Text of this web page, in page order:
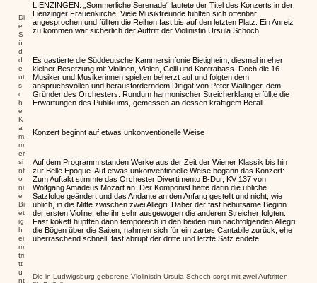
Di
e
S
ü
d
d
e
ut
s
c
h
e
K
a
m
m
er
si
nf
o
ni
e
Bi
et
ig
h
ei
m
tri
tt
u
nt
LIENZINGEN. „Sommerliche Serenade“ lautete der Titel des Konzerts in der
Lienzinger Frauenkirche. Viele Musikfreunde fühlten sich offenbar
angesprochen und füllten die Reihen fast bis auf den letzten Platz. Ein Anreiz
zu kommen war sicherlich der Auftritt der Violinistin Ursula Schoch.
Es gastierte die Süddeutsche Kammersinfonie Bietigheim, diesmal in eher
kleiner Besetzung mit Violinen, Violen, Celli und Kontrabass. Doch die 16
Musiker und Musikerinnen spielten beherzt auf und folgten dem
anspruchsvollen und herausforderndem Dirigat von Peter Wallinger, dem
Gründer des Orchesters. Rundum harmonischer Streicherklang erfüllte die
Erwartungen des Publikums, gemessen an dessen kräftigem Beifall.
Konzert beginnt auf etwas unkonventionelle Weise
Auf dem Programm standen Werke aus der Zeit der Wiener Klassik bis hin
zur Belle Epoque. Auf etwas unkonventionelle Weise begann das Konzert:
Zum Auftakt stimmte das Orchester Divertimento B-Dur, KV 137 von
Wolfgang Amadeus Mozart an. Der Komponist hatte darin die übliche
Satzfolge geändert und das Andante an den Anfang gestellt und nicht, wie
üblich, in die Mitte zwischen zwei Allegri. Daher der fast behutsame Beginn
der ersten Violine, ehe ihr sehr ausgewogen die anderen Streicher folgten.
Fast kokett hüpften dann temporeich in den beiden nun nachfolgenden Allegri
die Bögen über die Saiten, nahmen sich für ein zartes Cantabile zurück, ehe
überraschend schnell, fast abrupt der dritte und letzte Satz endete.
Die in Ludwigsburg geborene Violinistin Ursula Schoch sorgt mit zwei Auftritten